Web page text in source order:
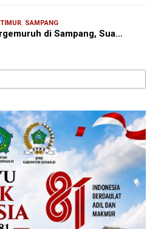
, SAMPANG
di Sampang, Sua…